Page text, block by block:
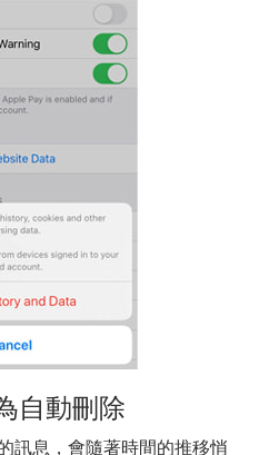
自動刪除
訊息，會隨著時間的推移悄